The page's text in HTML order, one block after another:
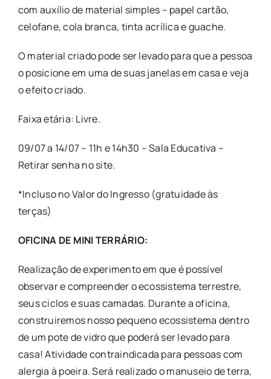
com auxílio de material simples – papel cartão,
celofane, cola branca, tinta acrílica e guache.
O material criado pode ser levado para que a pessoa
o posicione em uma de suas janelas em casa e veja
o efeito criado.
Faixa etária: Livre.
09/07 a 14/07 – 11h e 14h30 – Sala Educativa –
Retirar senha no site.
*Incluso no Valor do Ingresso (gratuidade às
terças)
OFICINA DE MINI TERRÁRIO:
Realização de experimento em que é possível
observar e compreender o ecossistema terrestre,
seus ciclos e suas camadas. Durante a oficina,
construiremos nosso pequeno ecossistema dentro
de um pote de vidro que poderá ser levado para
casa! Atividade contraindicada para pessoas com
alergia à poeira. Será realizado o manuseio de terra,